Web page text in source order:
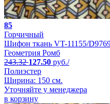
85
Горчичный
Шифон ткань VT-11155/
Геометрия Ромб
243.32127.50 руб./
Полиэстер
Ширина: 150 см.
Уточняйте у менеджера
в корзину